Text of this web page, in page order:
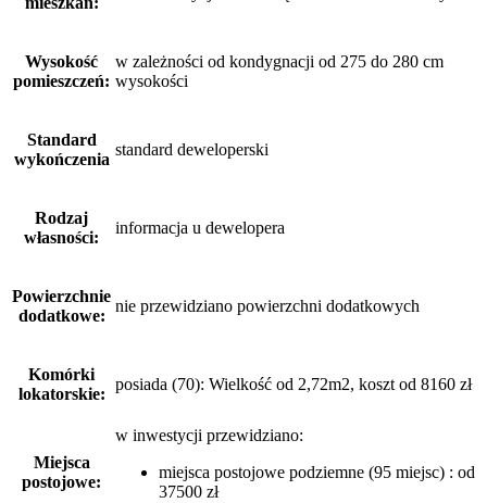
Wysokość
pomieszczeń:
w zależności od kondygnacji od 275 do 280 cm
wysokości
Standard
wykończenia
standard deweloperski
Rodzaj
własności:
informacja u dewelopera
Powierzchnie
dodatkowe:
nie przewidziano powierzchni dodatkowych
Komórki
lokatorskie:
posiada (70): Wielkość od 2,72m2, koszt od 8160 zł
Miejsca
postojowe:
w inwestycji przewidziano:
miejsca postojowe podziemne (95 miejsc) : od
37500 zł